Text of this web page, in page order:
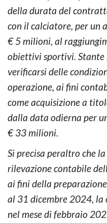
della durata del
con il calciatore, per un
€ 5 milioni, al
obiettivi sportivi. Stante
verificarsi delle
operazione, ai fini
come acquisizione a
dalla data odierna per
€ 33 milioni.
Si precisa peraltro che
rilevazione contabile
ai fini della
al 31 dicembre 2024, la
nel mese di febbraio